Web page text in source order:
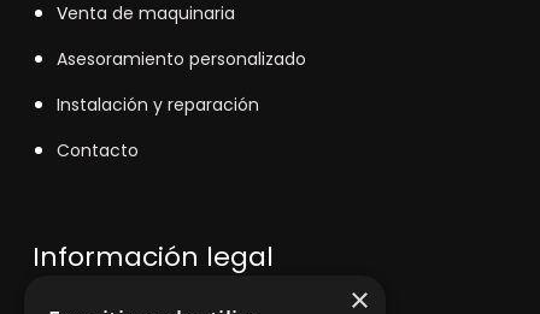
Venta de maquinaria
Asesoramiento personalizado
Instalación y reparación
Contacto
Información legal
×